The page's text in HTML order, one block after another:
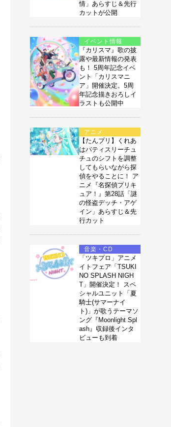
情」あらすじ＆先行
カットが公開
イベント情報
『カリスマ』歌の披
露や最新情報の発表
も！ 5周年記念イベ
ント「カリスマニ
ア」開催決定。5周
年記念描きおろしイ
ラストも公開中
アニメ
【たんプリ】くれあ
はパティスリーチュ
チュのシフトを調整
してもらいながら探
偵をやることに！ ア
ニメ『名探偵プリキ
ュア！』第28話「謎
の怪盗デッチ・アゲ
イン」あらすじ＆先
行カット
音楽・CD
「ツキプロ」アニメ
イトフェア「TSUKI
NO SPLASH NIGH
T」開催決定！ スペ
シャルユニット「夏
騎士(サマーナイ
ト)」が歌うテーマソ
ング『Moonlight Spl
ash』収録後インタ
ビューも到着